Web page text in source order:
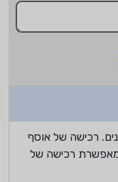
רכישה של אוסף
רכישה של